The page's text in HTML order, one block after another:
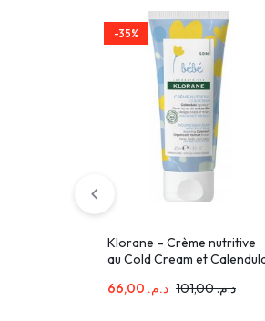
-35%
Klorane – Crème nutritive
au Cold Cream et
sèche 40 ml
د.م. د.م.101,00